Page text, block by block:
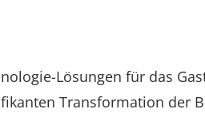
Lösungen für das
Transformation der